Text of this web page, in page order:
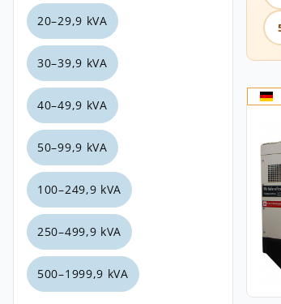
20–29,9 kVA
30–39,9 kVA
40–49,9 kVA
50–99,9 kVA
100–249,9 kVA
250–499,9 kVA
500–1999,9 kVA